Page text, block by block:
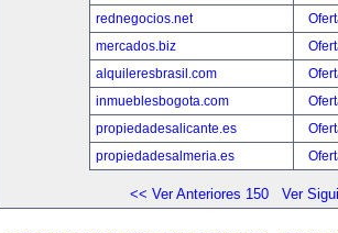
rednegocios.net
mercados.biz
alquileresbrasil.com
inmueblesbogota.com
propiedadesalicante.es
propiedadesalmeria.es
<< Ver Anteriores 150 Ver